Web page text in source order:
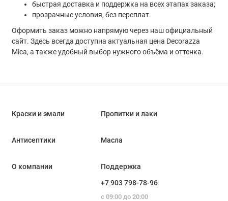
быстрая доставка и поддержка на всех этапах заказа;
прозрачные условия, без переплат.
Оформить заказ можно напрямую через наш официальный
сайт. Здесь всегда доступна актуальная цена Decorazza
Mica, а также удобный выбор нужного объёма и оттенка.
Краски и эмали Пропитки и лаки
Антисептики Масла
О компании
Поддержка
+7 903 798-78-96
с 09:00 до 20:00